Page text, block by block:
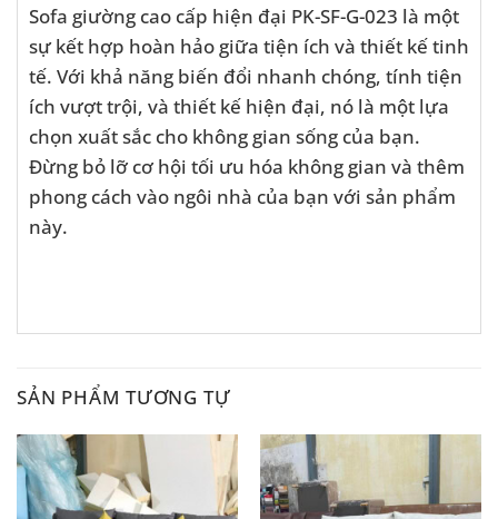
Sofa giường cao cấp hiện đại PK-SF-G-023 là một
sự kết hợp hoàn hảo giữa tiện ích và thiết kế tinh
tế. Với khả năng biến đổi nhanh chóng, tính tiện
ích vượt trội, và thiết kế hiện đại, nó là một lựa
chọn xuất sắc cho không gian sống của bạn.
Đừng bỏ lỡ cơ hội tối ưu hóa không gian và thêm
phong cách vào ngôi nhà của bạn với sản phẩm
này.
SẢN PHẨM TƯƠNG TỰ